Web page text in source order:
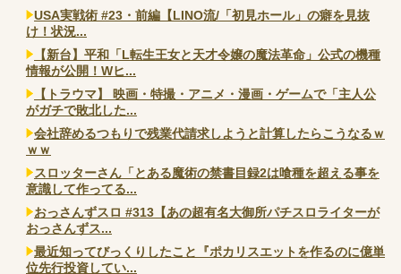
USA実戦術 #23・前編【LINO流/「初見ホール」の癖を見抜
け！状況...
【新台】平和「L転生王女と天才令嬢の魔法革命」公式の機種
情報が公開！Wヒ...
【トラウマ】 映画・特撮・アニメ・漫画・ゲームで「主人公
がガチで敗北した...
会社辞めるつもりで残業代請求しようと計算したらこうなるｗ
ｗｗ
スロッターさん「とある魔術の禁書目録2は喰種を超える事を
意識して作ってる...
おっさんずスロ #313【あの超有名大御所パチスロライターが
おっさんずス...
最近知ってびっくりしたこと『ポカリスエットを作るのに億単
位先行投資してい...